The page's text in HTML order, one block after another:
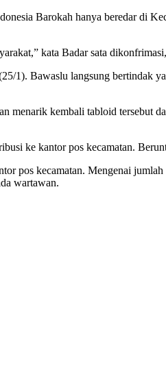
Barokah hanya beredar di
kata Badar sata
1). Bawaslu langsung bertindak
menarik kembali tabloid tersebut
ke kantor pos kecamatan.
pos kecamatan. Mengenai
wartawan.